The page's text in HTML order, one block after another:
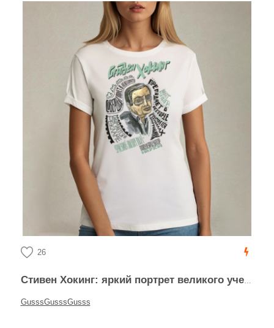
26
Стивен Хокинг: яркий портрет великого ученого
GusssGusssGusss